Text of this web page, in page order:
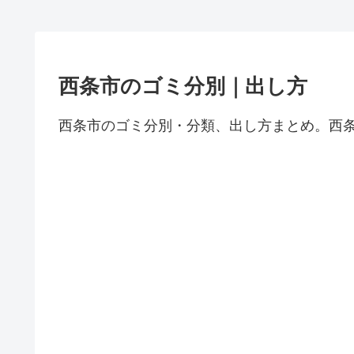
西条市のゴミ分別｜出し方
西条市のゴミ分別・分類、出し方まとめ。西